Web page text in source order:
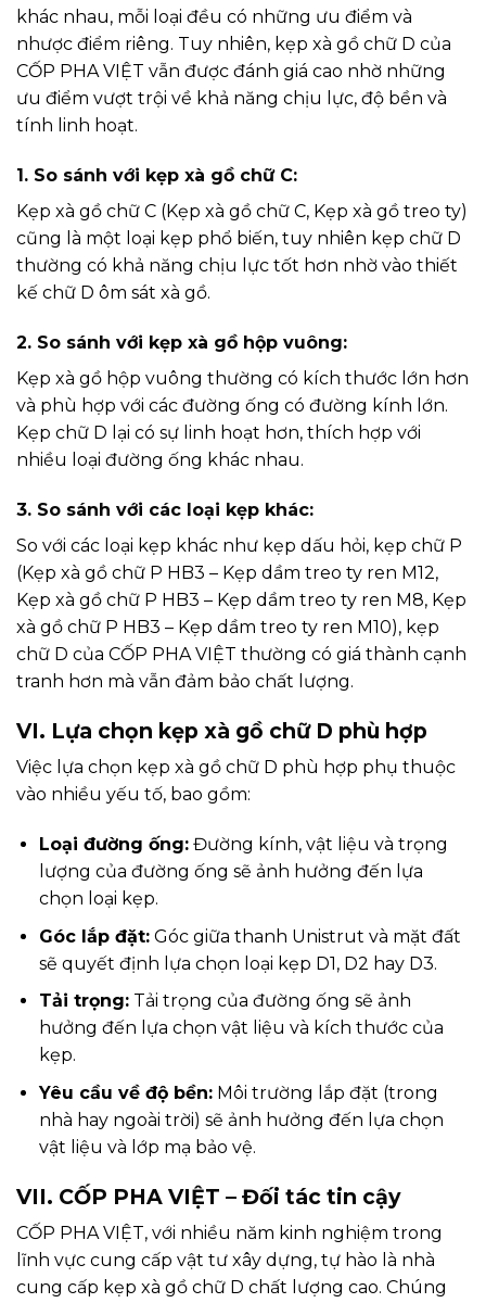
khác nhau, mỗi loại đều có những ưu điểm và
nhược điểm riêng. Tuy nhiên, kẹp xà gồ chữ D của
CỐP PHA VIỆT vẫn được đánh giá cao nhờ những
ưu điểm vượt trội về khả năng chịu lực, độ bền và
tính linh hoạt.
1. So sánh với kẹp xà gồ chữ C:
Kẹp xà gồ chữ C (Kẹp xà gồ chữ C, Kẹp xà gồ treo ty)
cũng là một loại kẹp phổ biến, tuy nhiên kẹp chữ D
thường có khả năng chịu lực tốt hơn nhờ vào thiết
kế chữ D ôm sát xà gồ.
2. So sánh với kẹp xà gồ hộp vuông:
Kẹp xà gồ hộp vuông thường có kích thước lớn hơn
và phù hợp với các đường ống có đường kính lớn.
Kẹp chữ D lại có sự linh hoạt hơn, thích hợp với
nhiều loại đường ống khác nhau.
3. So sánh với các loại kẹp khác:
So với các loại kẹp khác như kẹp dấu hỏi, kẹp chữ P
(Kẹp xà gồ chữ P HB3 – Kẹp dầm treo ty ren M12,
Kẹp xà gồ chữ P HB3 – Kẹp dầm treo ty ren M8, Kẹp
xà gồ chữ P HB3 – Kẹp dầm treo ty ren M10), kẹp
chữ D của CỐP PHA VIỆT thường có giá thành cạnh
tranh hơn mà vẫn đảm bảo chất lượng.
VI. Lựa chọn kẹp xà gồ chữ D phù hợp
Việc lựa chọn kẹp xà gồ chữ D phù hợp phụ thuộc
vào nhiều yếu tố, bao gồm:
Loại đường ống:Đường kính, vật liệu và trọng
lượng của đường ống sẽ ảnh hưởng đến lựa
chọn loại kẹp.
Góc lắp đặt:Góc giữa thanh Unistrut và mặt đất
sẽ quyết định lựa chọn loại kẹp D1, D2 hay D3.
Tải trọng:Tải trọng của đường ống sẽ ảnh
hưởng đến lựa chọn vật liệu và kích thước của
kẹp.
Yêu cầu về độ bền:Môi trường lắp đặt (trong
nhà hay ngoài trời) sẽ ảnh hưởng đến lựa chọn
vật liệu và lớp mạ bảo vệ.
VII. CỐP PHA VIỆT – Đối tác tin cậy
CỐP PHA VIỆT, với nhiều năm kinh nghiệm trong
lĩnh vực cung cấp vật tư xây dựng, tự hào là nhà
cung cấp kẹp xà gồ chữ D chất lượng cao. Chúng